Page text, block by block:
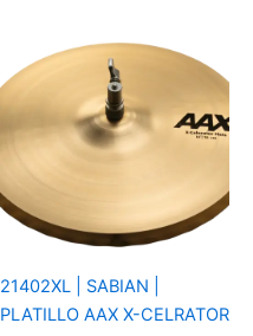
21402XL | SABIAN |
PLATILLO AAX X-CELRATOR